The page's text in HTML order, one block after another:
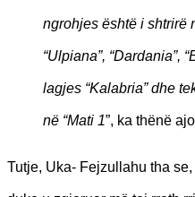
ngrohjes është i shtrirë
“Ulpiana”, “Dardania”,
lagjes “Kalabria” dhe
në “Mati 1”, ka thënë
Tutje, Uka- Fejzullahu tha se,